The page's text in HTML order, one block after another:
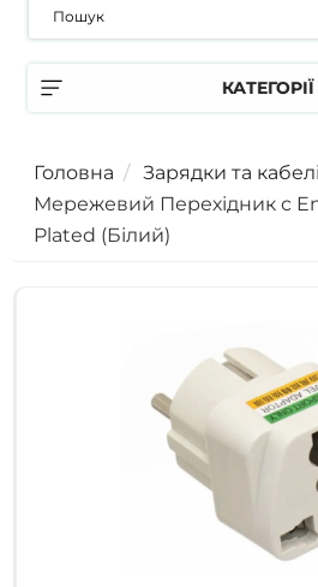
КАТЕГОРІЇ
Головна Зарядки та кабелі
Мережевий Перехідник с
Plated (Білий)